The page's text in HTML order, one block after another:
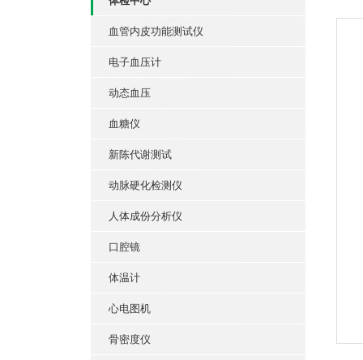
血管内皮功能测试仪
电子血压计
动态血压
血糖仪
新陈代谢测试
动脉硬化检测仪
人体成份分析仪
口腔镜
体温计
心电图机
骨密度仪